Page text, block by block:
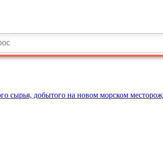
сырья, добытого на новом морском